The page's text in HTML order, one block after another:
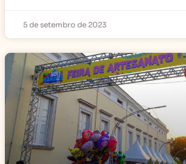
5 de setembro de 2023